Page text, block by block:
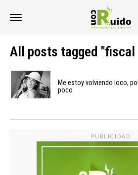
All posts tagged
Me estoy volviendo loco,
poco
PUBLICIDAD